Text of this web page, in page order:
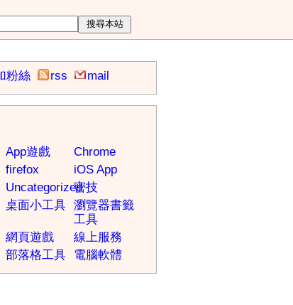
粉絲 rss mail
App遊戲
Chrome
firefox
iOS App
Uncategorized密技
桌面小工具 瀏覽器書籤
工具
網頁遊戲
線上服務
部落格工具 電腦軟體